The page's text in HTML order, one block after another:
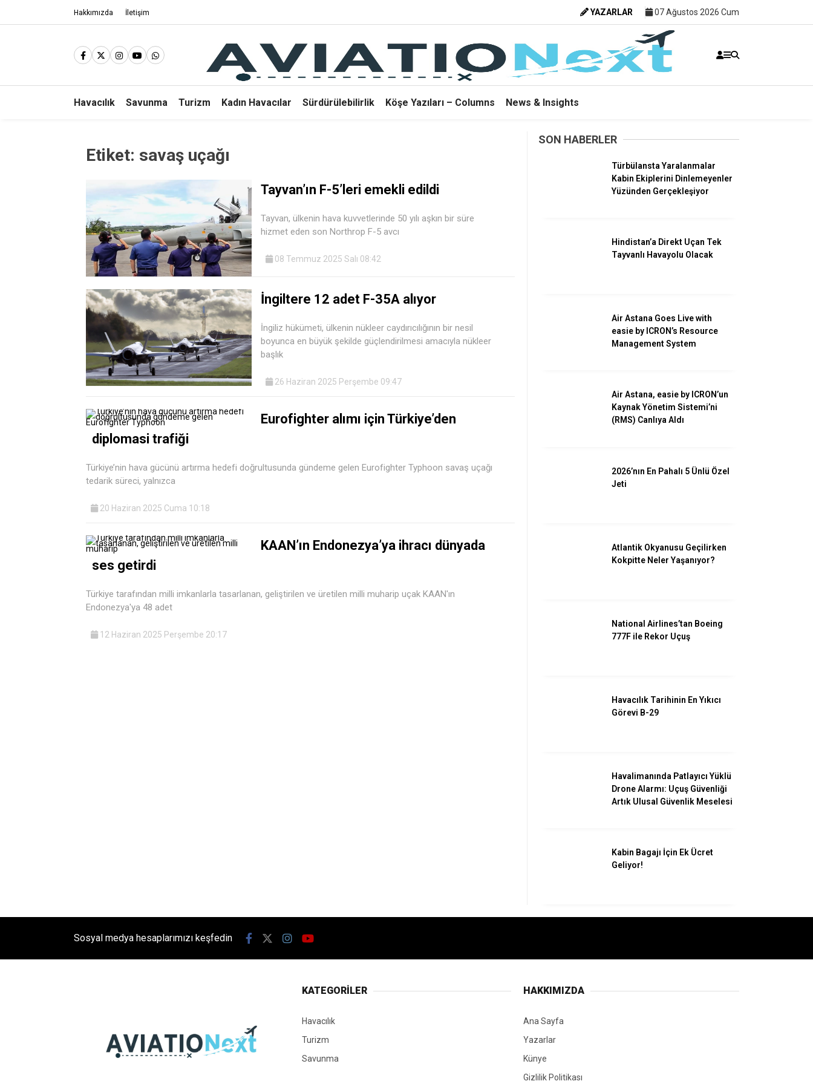
Havacılık
Kadın Havacılar
Hakkımızda İletişim YAZARLAR 07 Ağustos 2026 Cum
Havacılık Savunma Turizm Kadın Havacılar Sürdürülebilirlik Köşe Yazıları – Columns News & Insights
Etiket: savaş uçağı
Tayvan’ın F-5’leri emekli edildi
Tayvan, ülkenin hava kuvvetlerinde 50 yılı aşkın bir süre
hizmet eden son Northrop F-5 avcı
08 Temmuz 2025 Salı 08:42
İngiltere 12 adet F-35A alıyor
İngiliz hükümeti, ülkenin nükleer caydırıcılığının bir nesil
boyunca en büyük şekilde güçlendirilmesi amacıyla nükleer
başlık
26 Haziran 2025 Perşembe 09:47
Eurofighter alımı için Türkiye’den
diplomasi trafiği
Türkiye’nin hava gücünü artırma hedefi doğrultusunda gündeme gelen Eurofighter Typhoon savaş uçağı
tedarik süreci, yalnızca
20 Haziran 2025 Cuma 10:18
KAAN’ın Endonezya’ya ihracı dünyada
ses getirdi
Türkiye tarafından milli imkanlarla tasarlanan, geliştirilen ve üretilen milli muharip uçak KAAN'ın
Endonezya'ya 48 adet
12 Haziran 2025 Perşembe 20:17
SON HABERLER
Türbülansta Yaralanmalar
Kabin Ekiplerini Dinlemeyenler
Yüzünden Gerçekleşiyor
Hindistan’a Direkt Uçan Tek
Tayvanlı Havayolu Olacak
Air Astana Goes Live with
easie by ICRON’s Resource
Management System
Air Astana, easie by ICRON’un
Kaynak Yönetim Sistemi’ni
(RMS) Canlıya Aldı
2026’nın En Pahalı 5 Ünlü Özel
Jeti
Atlantik Okyanusu Geçilirken
Kokpitte Neler Yaşanıyor?
National Airlines’tan Boeing
777F ile Rekor Uçuş
Havacılık Tarihinin En Yıkıcı
Görevi B-29
Havalimanında Patlayıcı Yüklü
Drone Alarmı: Uçuş Güvenliği
Artık Ulusal Güvenlik Meselesi
Kabin Bagajı İçin Ek Ücret
Geliyor!
Sosyal medya hesaplarımızı keşfedin
KATEGORİLER
Havacılık
Turizm
Savunma
HAKKIMIZDA
Ana Sayfa
Yazarlar
Künye
Gizlilik Politikası